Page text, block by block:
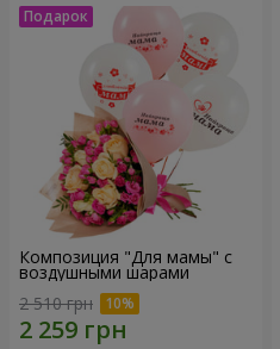
Композиция "Для мамы" с
воздушными шарами
2 510 грн